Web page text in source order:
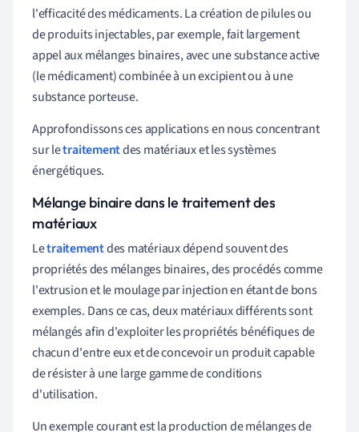
l'efficacité des médicaments. La création de pilules ou
de produits injectables, par exemple, fait largement
appel aux mélanges binaires, avec une substance active
(le médicament) combinée à un excipient ou à une
substance porteuse.
Approfondissons ces applications en nous concentrant
sur letraitementdes matériaux et les systèmes
énergétiques.
Mélange binaire dans le traitement des
matériaux
Letraitementdes matériaux dépend souvent des
propriétés des mélanges binaires, des procédés comme
l'extrusion et le moulage par injection en étant de bons
exemples. Dans ce cas, deux matériaux différents sont
mélangés afin d'exploiter les propriétés bénéfiques de
chacun d'entre eux et de concevoir un produit capable
de résister à une large gamme de conditions
d'utilisation.
Un exemple courant est la production de mélanges de